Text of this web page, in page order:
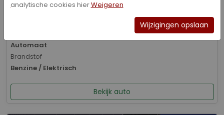
Kilometerstand
Automaat
Brandstof
Benzine / Elektrisch
Bekijk auto
analytische cookies hierWeigeren
Wijzigingen opslaan